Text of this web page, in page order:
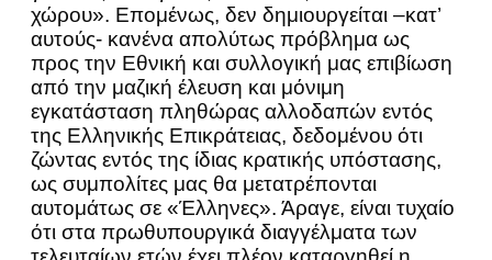
χώρου». Επομένως, δεν δημιουργείται –κατ’
αυτούς- κανένα απολύτως πρόβλημα ως
προς την Εθνική και συλλογική μας επιβίωση
από την μαζική έλευση και μόνιμη
εγκατάσταση πληθώρας αλλοδαπών εντός
της Ελληνικής Επικράτειας, δεδομένου ότι
ζώντας εντός της ίδιας κρατικής υπόστασης,
ως συμπολίτες μας θα μετατρέπονται
αυτομάτως σε «Έλληνες». Άραγε, είναι τυχαίο
ότι στα πρωθυπουργικά διαγγέλματα των